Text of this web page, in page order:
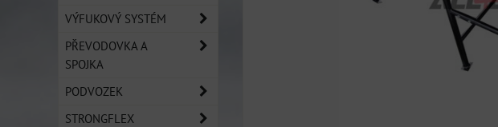
VÝFUKOVÝ SYSTÉM
PŘEVODOVKA A
SPOJKA
PODVOZEK
STRONGFLEX